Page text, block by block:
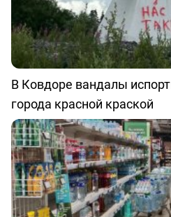
В Ковдоре вандалы
города красной краской